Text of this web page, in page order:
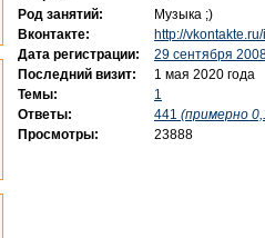
Род занятий:
Музыка ;)
Вконтакте:
http://
Дата регистрации:
29 сентября
Последний визит:
1 мая 2020 года
Темы:
1
Ответы:
441 (примерно
Просмотры:
23888